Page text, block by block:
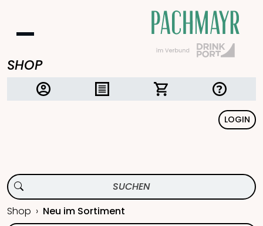
SHOP
LOGIN
Shop Neu im Sortiment